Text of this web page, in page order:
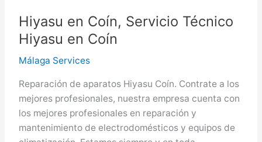
Hiyasu en Coín, Servicio Técnico
Hiyasu en Coín
Málaga Services
Reparación de aparatos Hiyasu Coín. Contrate a los
mejores profesionales, nuestra empresa cuenta con
los mejores profesionales en reparación y
mantenimiento de electrodomésticos y equipos de